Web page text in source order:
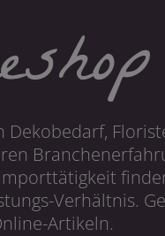
Verhältnis.
Artikeln.